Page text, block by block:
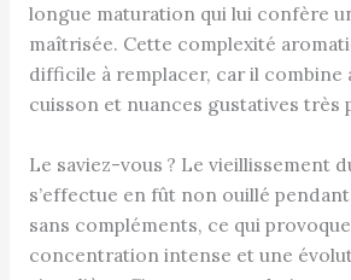
longue maturation qui lui confère
maîtrisée. Cette complexité
difficile à remplacer, car il combine
cuisson et nuances gustatives très
Le saviez-vous ? Le vieillissement
s’effectue en fût non ouillé
sans compléments, ce qui
concentration intense et une